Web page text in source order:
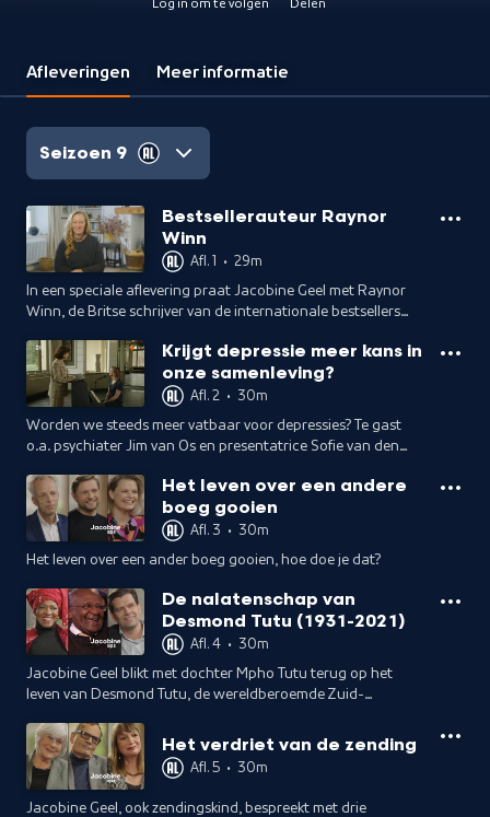
Log in om te volgen Delen
Afleveringen Meer informatie
Seizoen 9
Bestsellerauteur Raynor
Winn
Afl. 1 • 29m
In een speciale aflevering praat Jacobine Geel met Raynor
Winn, de Britse schrijver van de internationale bestsellers
Krijgt depressie meer kans in
onze samenleving?
Afl. 2 • 30m
Worden we steeds meer vatbaar voor depressies? Te gast
o.a. psychiater Jim van Os en presentatrice Sofie van den
dit thema.
Het leven over een andere
boeg gooien
Afl. 3 • 30m
Het leven over een ander boeg gooien, hoe doe je dat?
De nalatenschap van
Desmond Tutu (1931-2021)
Afl. 4 • 30m
Jacobine Geel blikt met dochter Mpho Tutu terug op het
leven van Desmond Tutu, de wereldberoemde Zuid-
geestelijke leiders.
Het verdriet van de zending
Afl. 5 • 30m
Jacobine Geel, ook zendingskind, bespreekt met drie